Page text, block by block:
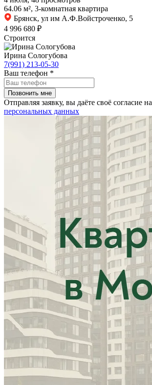
64.06 м², 3-комнатная квартира
Брянск, ул им А.Ф.Войстроченко, 5
4 996 680 ₽
Строится
Ирина Сологубова
7(991) 213-05-30
Ваш телефон *
Отправляя заявку, вы даёте своё согласие на
персональных данных